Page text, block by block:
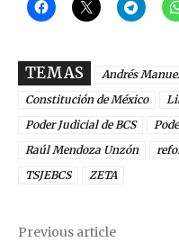
TEMAS
Andrés
Constitución de México
Poder Judicial de BCS
Raúl Mendoza Unzón
TSJEBCS
ZETA
Previous article